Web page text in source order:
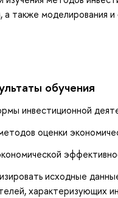
также моделирования
обучения
инвестиционной
оценки
исходные
характеризующих